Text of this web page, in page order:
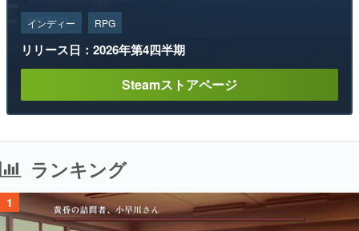
インディー RPG
リリース日：2026年第4四半期
Steamストアページ
ランキング
1